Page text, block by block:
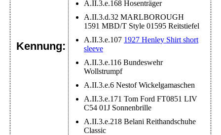
Kennung:
A.II.3.e.168 Hosenträger
A.II.3.d.32 MARLBOROUGH
1591 MBD/T Style 01595 Reitstiefel
A.II.3.e.107 1927 Henley Shirt short
sleeve
A.II.3.e.116 Bundeswehr
Wollstrumpf
A.II.3.e.6 Nestof Wickelgamaschen
A.II.3.e.171 Tom Ford FT0851 LIV
C54 01J Sonnenbrille
A.II.3.e.218 Belani Reithandschuhe
Classic